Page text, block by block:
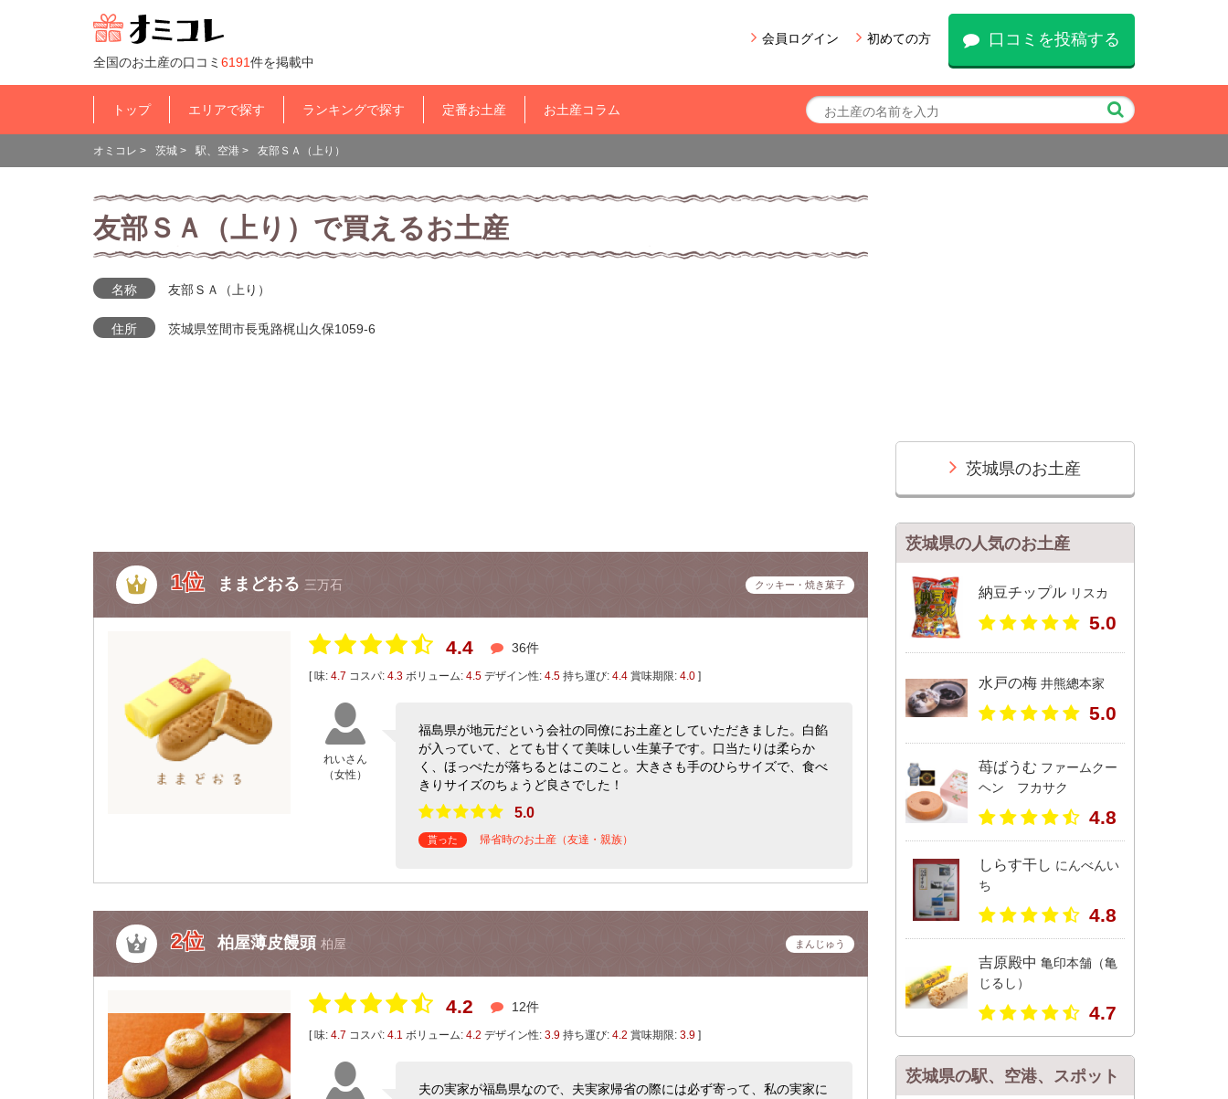
全国のお土産の口コミ 6191件を掲載中
会員ログイン 初めての方 口コミを投稿する
トップ エリアで探す ランキングで探す 定番お土産 お土産コラム
オミコレ > 茨城 > 駅、空港 > 友部ＳＡ（上り）
友部ＳＡ（上り）で買えるお土産
名称 友部ＳＡ（上り）
住所 茨城県笠間市長兎路梶山久保1059-6
1位 ままどおる 三万石 クッキー・焼き菓子
4.4 36件
[ 味: 4.7 コスパ: 4.3 ボリューム: 4.5 デザイン性: 4.5 持ち運び: 4.4 賞味期限: 4.0 ]
れいさん
（女性）
福島県が地元だという会社の同僚にお土産としていただきました。白餡
が入っていて、とても甘くて美味しい生菓子です。口当たりは柔らか
く、ほっぺたが落ちるとはこのこと。大きさも手のひらサイズで、食べ
きりサイズのちょうど良さでした！
5.0
貰った 帰省時のお土産（友達・親族）
2位 柏屋薄皮饅頭 柏屋 まんじゅう
4.2 12件
[ 味: 4.7 コスパ: 4.1 ボリューム: 4.2 デザイン性: 3.9 持ち運び: 4.2 賞味期限: 3.9 ]
夫の実家が福島県なので、夫実家帰省の際には必ず寄って、私の実家に
茨城県のお土産
茨城県の人気のお土産
納豆チップルリスカ
5.0
水戸の梅井熊總本家
5.0
苺ばうむ ファームクー
ヘン フカサク
4.8
しらす干し にんべんい
ち
4.8
吉原殿中 亀印本舗（亀
じるし）
4.7
茨城県の駅、空港、スポット